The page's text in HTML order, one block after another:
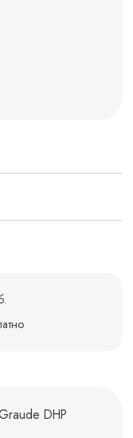
DHP